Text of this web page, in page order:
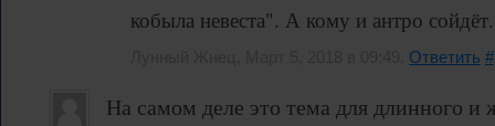
кобыла невеста". А кому и антро
Ответить #
На самом деле это тема для длинного и